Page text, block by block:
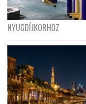
NYUGDÍJKORHOZ